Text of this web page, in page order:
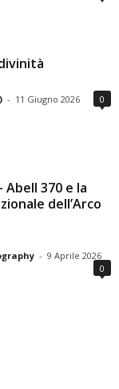
- 11 Giugno 2026 0
Abell 370 e la
dell’Arco
- 9 Aprile 2026
0